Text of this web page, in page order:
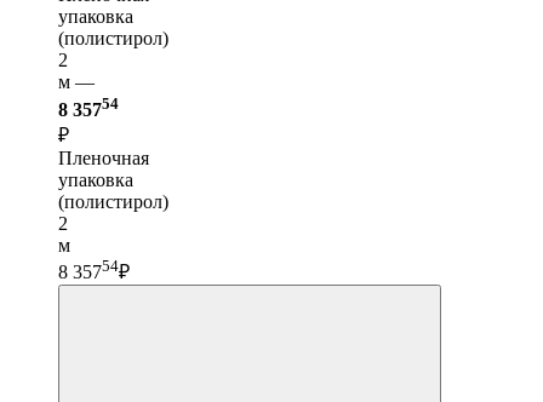
упаковка
(полистирол)
2
м —
8 35754
₽
Пленочная
упаковка
(полистирол)
2
м
8 35754₽